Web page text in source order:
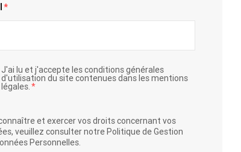
*
J'ai lu et j'accepte les conditions générales
d'utilisation du site contenues dans les mentions
légales. *
et exercer vos droits concernant vos
veuillez consulter notrePolitique de Gestion
Personnelles.